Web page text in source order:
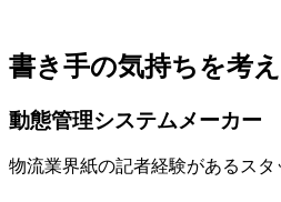
書き手の気持ちを考
動態管理システムメーカー
物流業界紙の記者経験があるス